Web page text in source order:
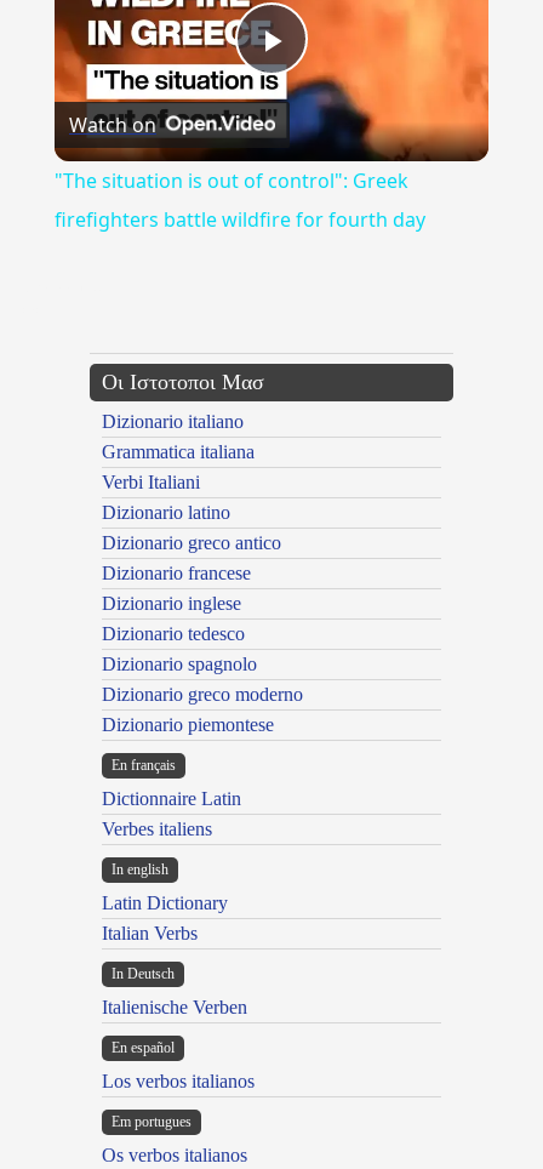
Play
Video
Watch on
"The situation is out of control": Greek
firefighters battle wildfire for fourth day
Οι Ιστοτοποι Μασ
Dizionario italiano
Grammatica italiana
Verbi Italiani
Dizionario latino
Dizionario greco antico
Dizionario francese
Dizionario inglese
Dizionario tedesco
Dizionario spagnolo
Dizionario greco moderno
Dizionario piemontese
En français
Dictionnaire Latin
Verbes italiens
In english
Latin Dictionary
Italian Verbs
In Deutsch
Italienische Verben
En español
Los verbos italianos
Em portugues
Os verbos italianos